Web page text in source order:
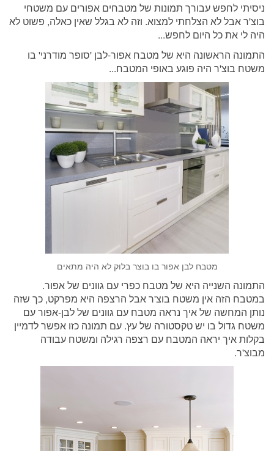
ניסיתי לחפש עבורך תמונות של מטבחים אפורים עם משטחי
בוצ'ר אבל לא הצלחתי למצוא. וזה לא בגלל שאין כאלה, פשוט לא
היה לי את כל היום לחפש...
התמונה הראשונה היא של מטבח אפור-לבן 'סופר מודרני' בו
משטח בוצ'ר היה פוגע באופי המטבח...
מטבח לבן אפור בו בוצר בלוק לא היה מתאים
התמונה השנייה היא של מטבח כפרי עם גוונים של אפור.
במטבח הזה אין משטח בוצ'ר אבל הרצפה היא מפרקט, כך שזה
נותן המחשה של איך נראה מטבח עם גוונים של לבן-אפור עם
משטח גדול בו יש טקסטורה של עץ. עם תמונה כזו אפשר לדמיין
בקלות איך יראה המטבח עם רצפה רגילה ומשטח עבודה
מבוצ'ר.